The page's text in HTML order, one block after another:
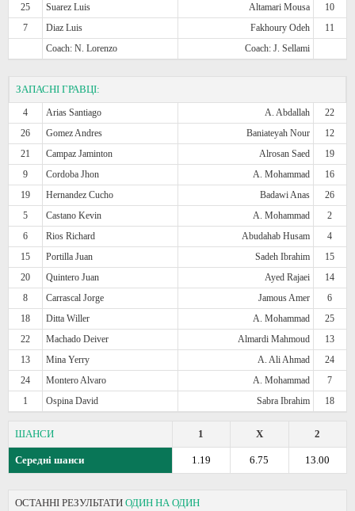
25
Suarez Luis Altamari Mousa
10
7
Diaz Luis Fakhoury Odeh
11
Coach: N. Lorenzo
Coach: J. Sellami
ЗАПАСНІ ГРАВЦІ:
4 Arias Santiago A. Abdallah
22
26
Gomez Andres Baniateyah Nour
12
21
Campaz Jaminton Alrosan Saed
19
9
Cordoba Jhon A. Mohammad
16
19
Hernandez Cucho Badawi Anas
26
5
Castano Kevin A. Mohammad
2
6
Rios Richard Abudahab Husam
4
15
Portilla Juan Sadeh Ibrahim
15
20
Quintero Juan Ayed Rajaei
14
8
Carrascal Jorge Jamous Amer
6
18
Ditta Willer A. Mohammad
25
22
Machado Deiver Almardi Mahmoud
13
13
Mina Yerry A. Ali Ahmad
24
24
Montero Alvaro A. Mohammad
7
1
Ospina David Sabra Ibrahim 18
ШАНСИ 2
X
1
Середні шанси 13.00
6.75
1.19
ОСТАННІ РЕЗУЛЬТАТИ ОДИН НА ОДИН